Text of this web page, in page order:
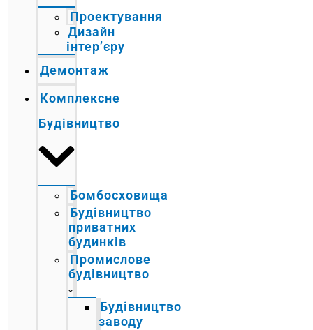
Проектування
Дизайн
інтер’єру
Демонтаж
Комплексне
Будівництво
Бомбосховища
Будівництво
приватних
будинків
Промислове
будівництво
Будівництво
заводу